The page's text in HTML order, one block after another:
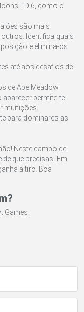
TD 6, como o
são mais
Identifica quais
e elimina-os
até aos desafios de
de Ape Meadow.
permite-te
munições.
para dominares as
Neste campo de
de que precisas. Em
a tiro. Boa
Games.